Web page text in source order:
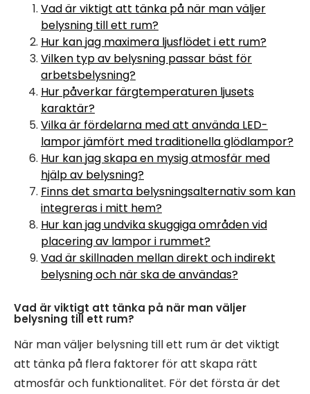
Vad är viktigt att tänka på när man väljer
belysning till ett rum?
Hur kan jag maximera ljusflödet i ett rum?
Vilken typ av belysning passar bäst för
arbetsbelysning?
Hur påverkar färgtemperaturen ljusets
karaktär?
Vilka är fördelarna med att använda LED-
lampor jämfört med traditionella glödlampor?
Hur kan jag skapa en mysig atmosfär med
hjälp av belysning?
Finns det smarta belysningsalternativ som kan
integreras i mitt hem?
Hur kan jag undvika skuggiga områden vid
placering av lampor i rummet?
Vad är skillnaden mellan direkt och indirekt
belysning och när ska de användas?
Vad är viktigt att tänka på när man väljer
belysning till ett rum?
När man väljer belysning till ett rum är det viktigt
att tänka på flera faktorer för att skapa rätt
atmosfär och funktionalitet. För det första är det